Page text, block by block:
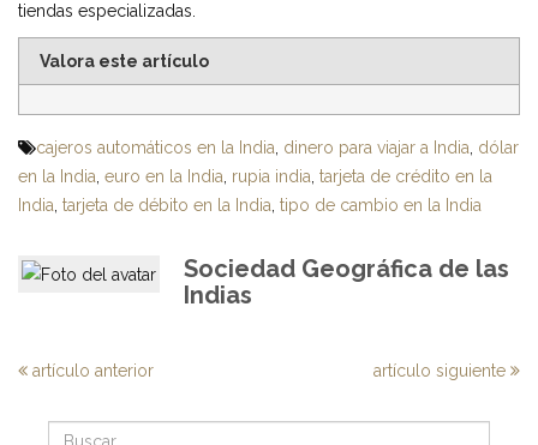
tiendas especializadas.
Valora este artículo
cajeros automáticos en la India dinero para viajar a India dólar
en la India euro en la India rupia india tarjeta de crédito en la
India tarjeta de débito en la India tipo de cambio en la India
Sociedad Geográfica de las
Indias
artículo anterior artículo siguiente